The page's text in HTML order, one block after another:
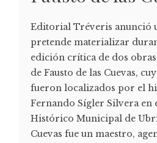
Editorial Tréveris anunció
pretende materializar
edición crítica de dos
de Fausto de las Cuevas,
fueron localizados por el
Fernando Sígler Silvera en
Histórico Municipal de
Cuevas fue un maestro,